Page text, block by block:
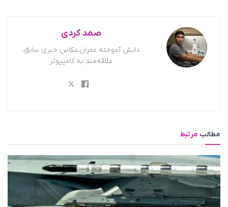
صمد کردی
دانش آموخته عمران،عکاس خبری سابق،
علاقه‌مند به کامپیوتر
مطالب مرتبط